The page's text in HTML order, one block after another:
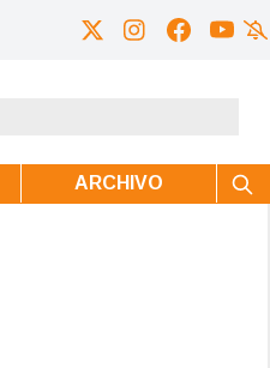
ARCHIVO